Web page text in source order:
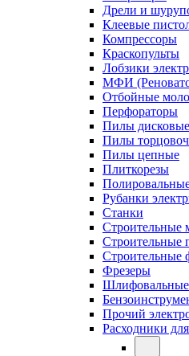
Дрели и
Клеевые
Компрессоры
Краскопульты
Лобзики
МФИ
Отбойные
Перфораторы
Пилы дисковые
Пилы
Пилы цепные
Плиткорезы
Рубанки
Станки
Строительные
Строительные
Строительные
Фрезеры
Прочий
Расходники